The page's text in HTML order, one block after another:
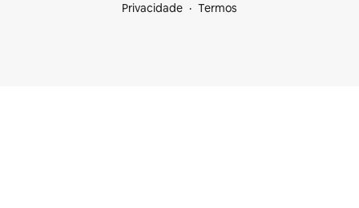
Privacidade
Termos